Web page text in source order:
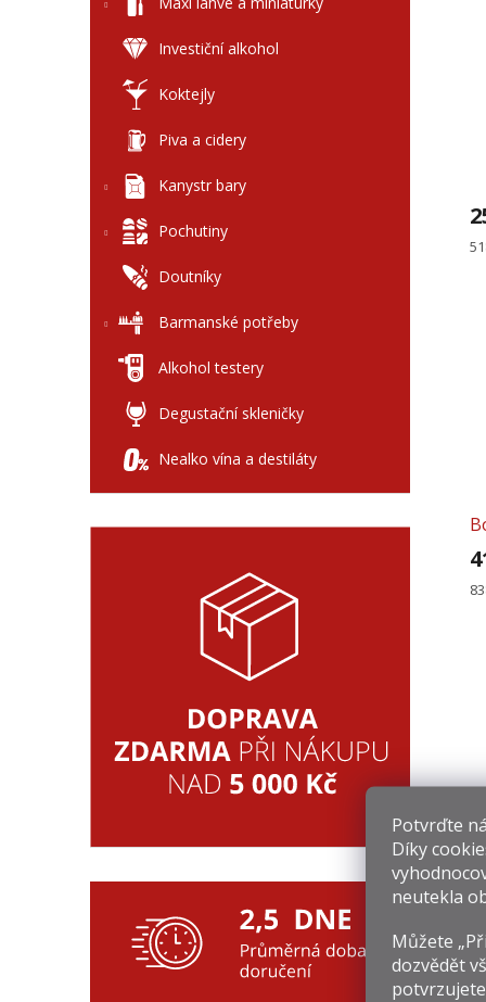
Potvrďte
Díky
neutekla
Můžete
dozvědět
Investiční alkohol
Koktejly
Piva a cidery
Kanystr bary
Pochutiny
Doutníky
Barmanské potřeby
Alkohol testery
Degustační skleničky
Nealko vína a destiláty